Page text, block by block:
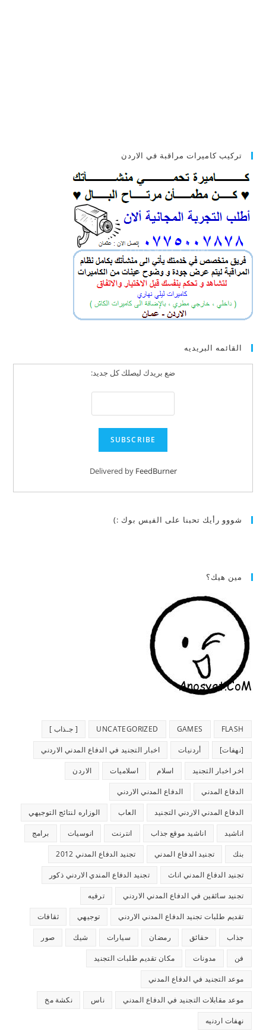
تركيب كاميرات مراقبة في الاردن
القائمه البريديه
ضع بريدك ليصلك كل جديد:
Delivered by FeedBurner
شووو رأيك تحبنا على الفيس بوك :)
مين هيك؟
FLASH
GAMES
UNCATEGORIZED [ جـذاب ]
[نهفات] أردنيات اخبار التجنيد في الدفاع المدني الاردني
اخر اخبار التجنيد اسلام اسلاميات الاردن
الدفاع المدني الدفاع المدني الاردني
الدفاع المدني الاردني التجنيد العاب الوزاره لنتائج التوجيهي
اناشيد اناشيد موقع جذاب انترنت انوسيات برامج
بنك تجنيد الدفاع المدني تجنيد الدفاع المدني 2012
تجنيد الدفاع المدني اناث تجنيد الدفاع المندي الاردني ذكور
تجنيد سائقين في الدفاع المدني الاردني ترفيه
تقديم طلبات تجنيد الدفاع المدني الاردني توجيهي ثقافات
جذاب حقائق رمضان سيارات شيك صور
فن مدونات مكان تقديم طلبات التجنيد
موعد التجنيد في الدفاع المدني
موعد مقابلات التجنيد في الدفاع المدني ناس نكشة مخ
نهفات اردنيه